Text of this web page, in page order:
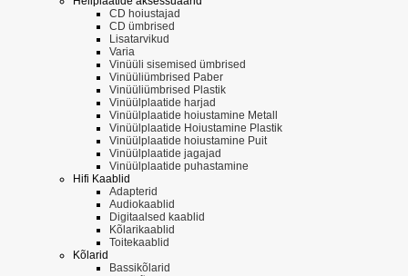
CD hoiustajad
CD ümbrised
Lisatarvikud
Varia
Vinüüli sisemised ümbrised
Vinüüliümbrised Paber
Vinüüliümbrised Plastik
Vinüülplaatide harjad
Vinüülplaatide hoiustamine Metall
Vinüülplaatide Hoiustamine Plastik
Vinüülplaatide hoiustamine Puit
Vinüülplaatide jagajad
Vinüülplaatide puhastamine
Hifi Kaablid
Adapterid
Audiokaablid
Digitaalsed kaablid
Kõlarikaablid
Toitekaablid
Kõlarid
Bassikõlarid